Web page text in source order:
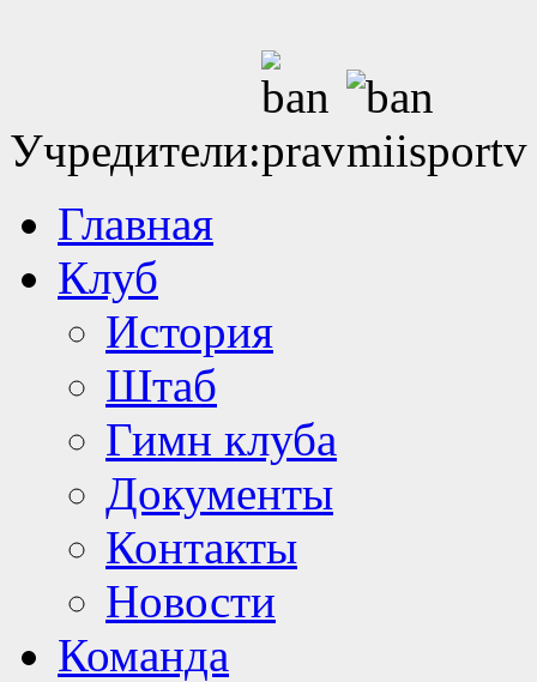
Учредители:
Главная
Клуб
История
Штаб
Гимн клуба
Документы
Контакты
Новости
Команда